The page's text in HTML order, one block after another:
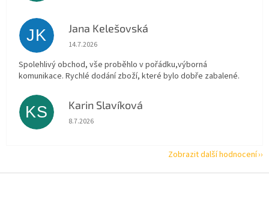
JK Jana Kelešovská
Hodnocení obchodu je 5 z 5 hvězdiček.
14.7.2026
Spolehlivý obchod, vše proběhlo v pořádku,výborná
komunikace. Rychlé dodání zboží, které bylo dobře zabalené.
KS Karin Slavíková
Hodnocení obchodu je 5 z 5 hvězdiček.
8.7.2026
Zobrazit další hodnocení